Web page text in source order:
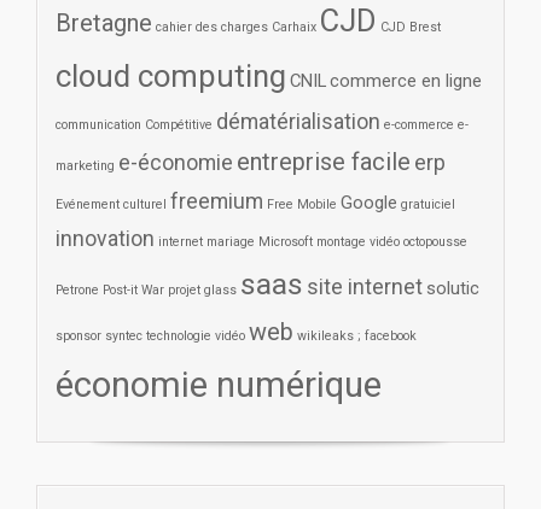
Bretagne cahier des charges Carhaix CJD CJD Brest
cloud computing CNILcommerce en ligne
communication Compétitive dématérialisation e-commerce e-
marketing e-économie entreprise facile erp
Evénement culturel freemium Free Mobile Google gratuiciel
innovation internet mariage Microsoft montage vidéo octopousse
Petrone Post-it War projet glass saas site internet solutic
sponsor syntec technologie vidéo web wikileaks ; facebook
économie numérique